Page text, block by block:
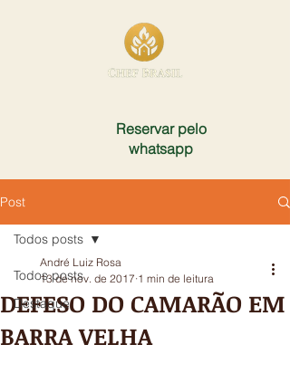
Reservar pelo
whatsapp
Post
Todos posts
Destaque
Todos posts
DEFESO DO CAMARÃO EM
BARRA VELHA
André Luiz Rosa
13 de nov. de 2017 1 min de leitura